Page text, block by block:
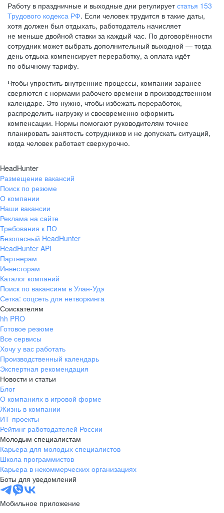
Работу в праздничные и выходные дни регулируетстатья 153
Трудового кодекса РФ. Если человек трудится в такие даты,
хотя должен был отдыхать, работодатель начисляет
не меньше двойной ставки за каждый час. По договорённости
сотрудник может выбрать дополнительный выходной — тогда
день отдыха компенсирует переработку, а оплата идёт
по обычному тарифу.
Чтобы упростить внутренние процессы, компании заранее
сверяются с нормами рабочего времени в производственном
календаре. Это нужно, чтобы избежать переработок,
распределить нагрузку и своевременно оформить
компенсации. Нормы помогают руководителям точнее
планировать занятость сотрудников и не допускать ситуаций,
когда человек работает сверхурочно.
HeadHunter
Размещение вакансий
Поиск по резюме
О компании
Наши вакансии
Реклама на сайте
Требования к ПО
Безопасный HeadHunter
HeadHunter API
Партнерам
Инвесторам
Каталог компаний
Поиск по вакансиям в Улан-Удэ
Сетка: соцсеть для нетворкинга
Соискателям
hh PRO
Готовое резюме
Все сервисы
Хочу у вас работать
Производственный календарь
Экспертная рекомендация
Новости и статьи
Блог
О компаниях в игровой форме
Жизнь в компании
ИТ-проекты
Рейтинг работодателей России
Молодым специалистам
Карьера для молодых специалистов
Школа программистов
Карьера в некоммерческих организациях
Боты для уведомлений
Мобильное приложение